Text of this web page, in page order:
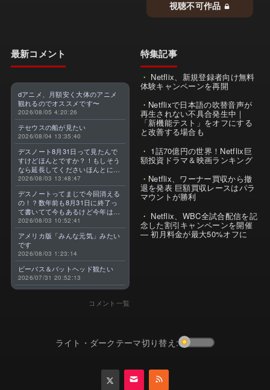
視聴不可作品
最新コメント
dアニメ、月額安く大体のアニメ
観れるのでオススメです〜
2026/08/05 4:20:26
テセウスの船が見たい
2026/08/04 13:35:40
デスノート8月31日って見たんで
すけどほんとですか？！もしそう
なら延長してくださいほんとに大
好きなんです😭
2026/08/03 13:48:47
デスノートってまじで今回消える
の！？数年前も8月31日に終了っ
て書いてて今もあるけど今年はま
じのやつ！？よくわからん！！で
きればなくならないでほしい！平
成アニメを振り返らせてくれっ
っ！！！！！！！
2026/08/03 10:52:41
アメリカ版「みんな元気」みたい
です
2026/08/03 1:23:14
ビーバス＆バットヘッド観たい
2026/07/31 20:52:13
コメント一覧
特集記事
Netflix、新規登録者向け無料
体験キャンペーンを再開
Netflixで日本語の吹替音声が
再生されない不具合発生中｜
「新機能テスト」をオフにする
と改善する場合も
1話70億円の世界！Netflix巨
額投資ドラマ＆映画ランキング
Netflix、ワーナー買収から撤
退を発表 巨額買収レースはパラ
マウントが勝利
Netflix、WBC全試合配信を記
念した割引キャンペーンを開催
— 初月料金が最大50%オフに
ライト・ダークテーマ切り替え: